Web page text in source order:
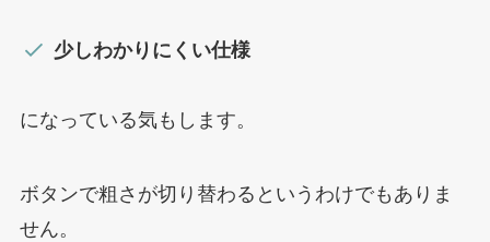
少しわかりにくい仕様
になっている気もします。
ボタンで粗さが切り替わるというわけでもありま
せん。